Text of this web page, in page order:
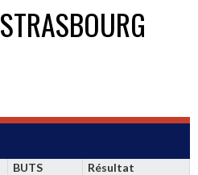
STRASBOURG
BUTS
Résultat